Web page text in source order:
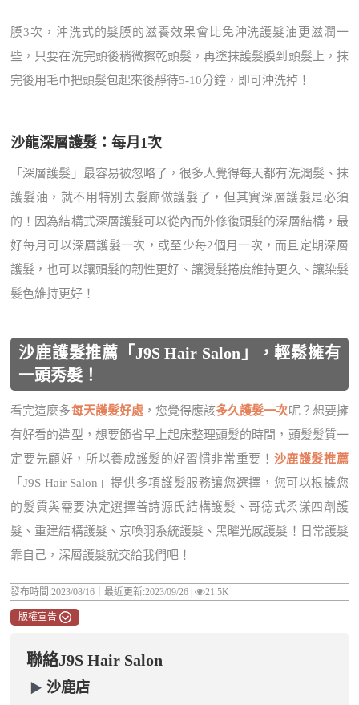
膜3次，沖洗式的髮膜的滋養效果會比免沖洗護髮油更滋潤一
些，只要在洗完頭後稍微擦乾頭髮，再塗抹護髮膜到頭髮上，抹
完後用毛巾把頭髮包起來後靜待5-10分鐘，即可沖洗掉！
沙龍深層護髮：每月1次
「深層護髮」最容易被忽略了，很多人覺得每天都有洗潤髮、抹
護髮油，就不用特別去髮廊做護髮了，但其實深層護髮是必須
的！因為結構式深層護髮可以從內而外修復頭髮的深層結構，最
好每月可以深層護髮一次，或至少每2個月一次，而且定期深層
護髮，也可以讓頭髮的韌性更好、讓燙髮捲度維持更久、讓染髮
髮色維持更好！
沙鹿護髮推薦「J9S Hair Salon」，輕鬆擁有
一頭秀髮！
看完這麼多每天護髮好處，您覺得應該多久護髮一次呢？想要擁
有好看的造型，想要節省早上起床整理頭髮的時間，頭髮髮質一
定要先顧好，所以養成護髮的好習慣非常重要！ 沙鹿護髮推薦
「J9S Hair Salon」提供多項護髮服務讓您選擇，您可以根據您
的髮質與需要決定選擇善詩源氏結構護髮、哥德式柔漾四劑護
髮、重建結構護髮、京喚羽系統護髮、黑曜光感護髮！日常護髮
靠自己，深層護髮就交給我們吧！
發布時間:2023/08/16｜最近更新:2023/09/26 | 21.5K
版權宣告
聯絡J9S Hair Salon
沙鹿店